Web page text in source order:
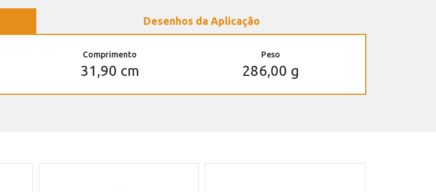
Desenhos da Aplicação
Comprimento
31,90 cm
Peso
286,00 g